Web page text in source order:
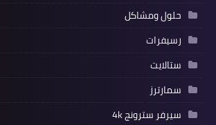
حلول ومشاكل
رسيفرات
ستالايت
سمارترز
سيرفر سترونج 4k